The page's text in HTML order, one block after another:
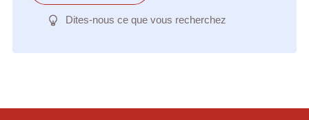
Dites-nous ce que vous recherchez